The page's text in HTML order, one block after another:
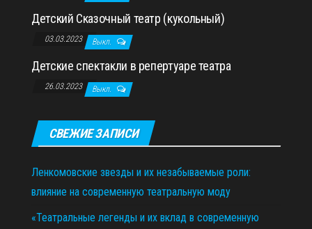
Детский Сказочный театр (кукольный)
03.03.2023 Выкл.
Детские спектакли в репертуаре театра
26.03.2023 Выкл.
СВЕЖИЕ ЗАПИСИ
Ленкомовские звезды и их незабываемые роли:
влияние на современную театральную моду
«Театральные легенды и их вклад в современную